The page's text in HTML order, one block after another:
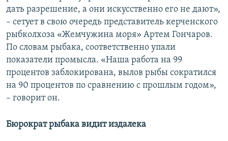
дать разрешение, а они искусственно его не дают»,
– сетует в свою очередь представитель керченского
рыбколхоза «Жемчужина моря» Артем Гончаров.
По словам рыбака, соответственно упали
показатели промысла. «Наша работа на 99
процентов заблокирована, вылов рыбы сократился
на 90 процентов по сравнению с прошлым годом»,
– говорит он.
Бюрократ рыбака видит издалека